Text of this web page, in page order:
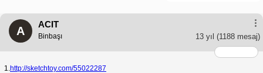
A
ACIT
13 yıl (1188 mesaj)
Binbaşı
1.http://sketchtoy.com/55022287